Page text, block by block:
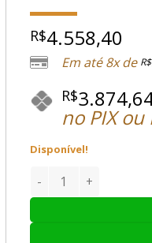
R$4.558,40
Em até 8x de R$
R$
no PIX ou
Disponível!
RIFLE AIRSOFT